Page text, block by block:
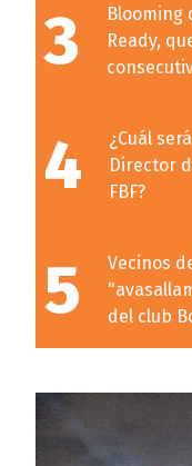
3
Blooming
Ready,
4
¿Cuál
Director
FBF?
5
Vecinos
del club